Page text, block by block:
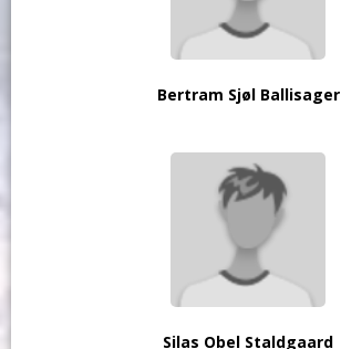
Bertram Sjøl Ballisager
Silas Obel Staldgaard